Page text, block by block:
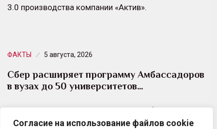
Согласие на использование файлов cookie
3.0 производства компании «Актив».
ФАКТЫ 5 августа, 2026
Сбер расширяет программу Амбассадоров
в вузах до 50 университетов…
Новый сезон проекта стартует в октябре: по два
студента от каждого вуза — от Санкт-Петербурга и